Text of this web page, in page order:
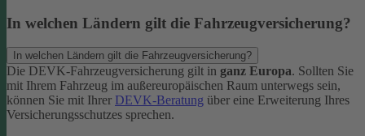
In welchen Ländern gilt die Fahrzeugversicherung?
In welchen Ländern gilt die Fahrzeugversicherung?
Die DEVK-Fahrzeugversicherung gilt in ganz Europa. Sollten Sie
mit Ihrem Fahrzeug im außereuropäischen Raum unterwegs sein,
können Sie mit Ihrer DEVK-Beratung über eine Erweiterung Ihres
Versicherungsschutzes sprechen.